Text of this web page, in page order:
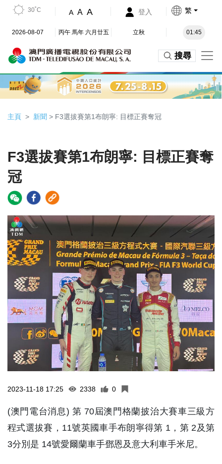
30˚C A A A 登入 繁
2026-08-07 丙午 馬年 六月廿五 立秋 01:45
搜尋
主頁 新聞 > F3選拔賽第1布朗寧: 目標正賽奪冠
F3選拔賽第1布朗寧: 目標正賽奪
冠
2023-11-18 17:25 2338 0
(澳門電台消息) 第 70屆澳門格蘭披治大賽車三級方
程式選拔賽，11號英國車手布朗寧得第 1，第 2及第
3分別是 14號愛爾蘭車手鄧恩及意大利車手米尼。